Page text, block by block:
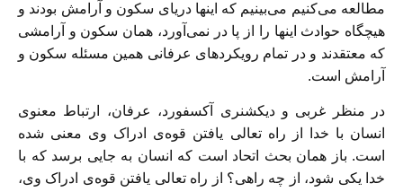
مطالعه می‌کنیم می‌بینیم که اینها دریای سکون و آرامش بودند و
هیچگاه حوادث اینها را از پا در نمی‌آورد، همان سکون و آرامشی
که معتقدند و در تمام رویکردهای عرفانی همین مسئله سکون و
آرامش است.
در منظر غربی و دیکشنری آکسفورد، عرفان، ارتباط معنوی
انسان با خدا از راه تعالی یافتن قوه‌ی ادراک وی معنی شده
است. باز همان بحث اتحاد است که انسان به جایی برسد که با
خدا یکی شود، از چه راهی؟ از راه تعالی یافتن قوه‌ی ادراک وی،